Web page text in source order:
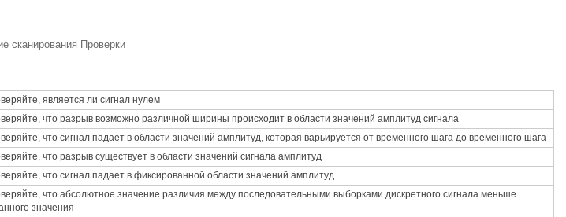
сканирования Проверки
является ли сигнал нулем
что разрыв возможно различной ширины происходит в области значений амплитуд сигнала
что сигнал падает в области значений амплитуд, которая варьируется от временного шага до временного шага
что разрыв существует в области значений сигнала амплитуд
что сигнал падает в фиксированной области значений амплитуд
что абсолютное значение различия между последовательными выборками дискретного сигнала меньше
значения